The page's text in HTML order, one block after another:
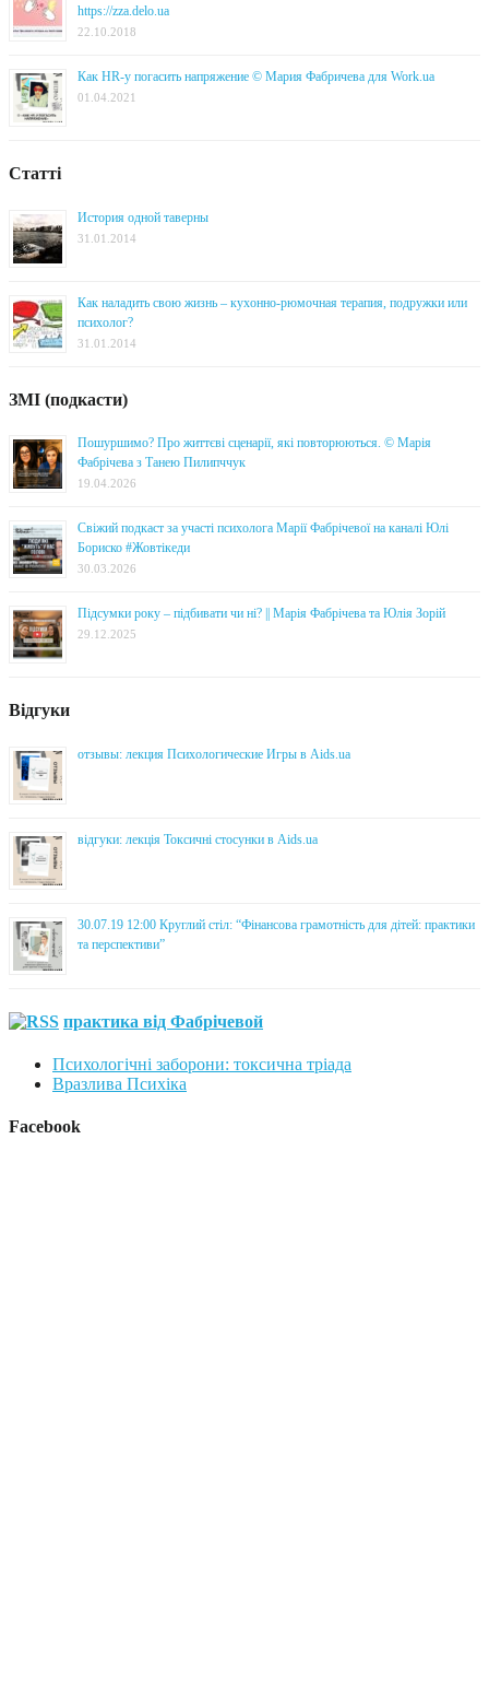
https://zza.delo.ua
22.10.2018
Как HR-у погасить напряжение © Мария Фабричева для Work.ua
01.04.2021
Статті
История одной таверны
31.01.2014
Как наладить свою жизнь – кухонно-рюмочная терапия, подружки или
психолог?
31.01.2014
ЗМІ (подкасти)
Пошуршимо? Про життєві сценарії, які повторюються. © Марія
Фабрічева з Танею Пилипччук
19.04.2026
Свіжий подкаст за участі психолога Марії Фабрічевої на каналі Юлі
Бориско #Жовтікеди
30.03.2026
Підсумки року – підбивати чи ні? || Марія Фабрічева та Юлія Зорій
29.12.2025
Відгуки
отзывы: лекция Психологические Игры в Aids.ua
відгуки: лекція Токсичні стосунки в Aids.ua
30.07.19 12:00 Круглий стіл: “Фінансова грамотність для дітей: практики
та перспективи”
практика від Фабрічевой
Психологічні заборони: токсична тріада
Вразлива Психіка
Facebook